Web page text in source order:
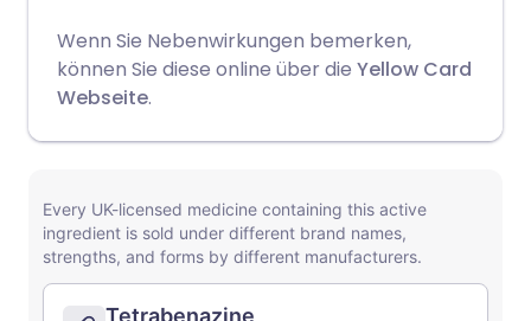
Wenn Sie Nebenwirkungen bemerken,
können Sie diese online über die Yellow Card
Webseite.